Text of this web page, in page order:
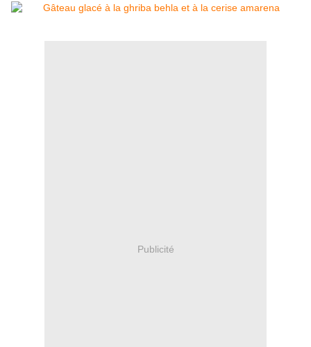
Publicité